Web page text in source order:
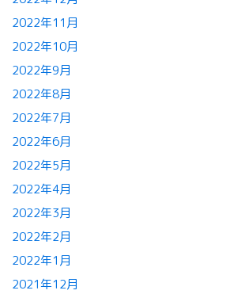
2022年11月
2022年10月
2022年9月
2022年8月
2022年7月
2022年6月
2022年5月
2022年4月
2022年3月
2022年2月
2022年1月
2021年12月